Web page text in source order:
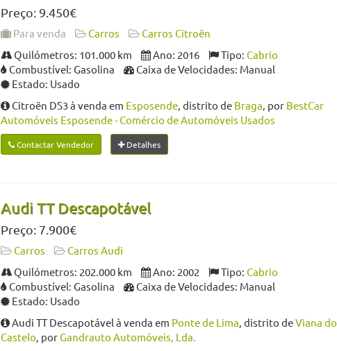
Preço: 9.450€
Para venda Carros
Carros Citroën
Quilómetros: 101.000 km
Ano: 2016 Tipo: Cabrio
Combustível: Gasolina
Caixa de Velocidades: Manual
Estado: Usado
Citroën DS3 à venda em Esposende, distrito de Braga, por BestCar
Automóveis Esposende - Comércio de Automóveis Usados
Contactar Vendedor Detalhes
Audi TT Descapotável
Preço: 7.900€
Carros
Carros Audi
Quilómetros: 202.000 km
Ano: 2002 Tipo: Cabrio
Combustível: Gasolina
Caixa de Velocidades: Manual
Estado: Usado
Audi TT Descapotável à venda em Ponte de Lima, distrito deViana do
Castelo, porGandrauto Automóveis, Lda.